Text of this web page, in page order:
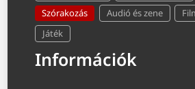
Szórakozás
Audió és zene
Játék
Információk